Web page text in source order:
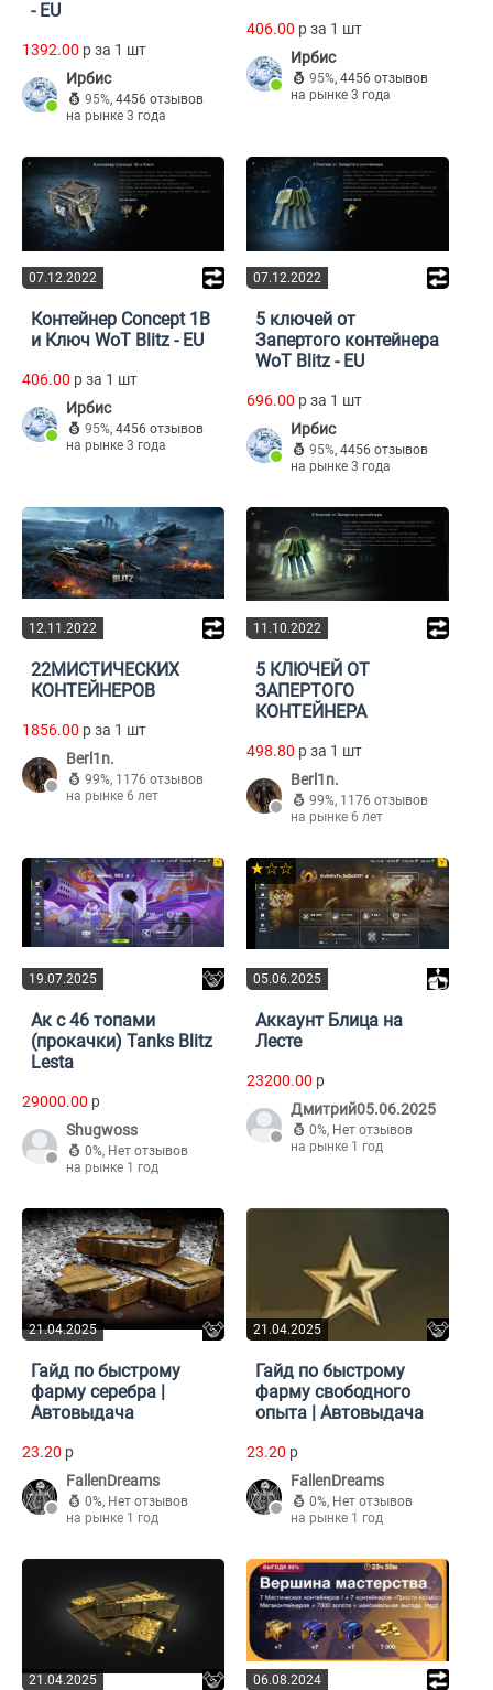
- EU
1392.00 p за 1 шт
Ирбис
95%, 4456 отзывов
на рынке 3 года
406.00 p за 1 шт
Ирбис
95%, 4456 отзывов
на рынке 3 года
07.12.2022
Контейнер Concept 1B
и Ключ WoT Blitz - EU
406.00 p за 1 шт
Ирбис
95%, 4456 отзывов
на рынке 3 года
07.12.2022
5 ключей от
Запертого контейнера
WoT Blitz - EU
696.00 p за 1 шт
Ирбис
95%, 4456 отзывов
на рынке 3 года
12.11.2022
22МИСТИЧЕСКИХ
КОНТЕЙНЕРОВ
1856.00 p за 1 шт
Berl1n.
99%, 1176 отзывов
на рынке 6 лет
11.10.2022
5 КЛЮЧЕЙ ОТ
ЗАПЕРТОГО
КОНТЕЙНЕРА
498.80 p за 1 шт
Berl1n.
99%, 1176 отзывов
на рынке 6 лет
19.07.2025
Ак с 46 топами
(прокачки) Tanks Blitz
Lesta
29000.00 p
Shugwoss
0%, Нет отзывов
на рынке 1 год
05.06.2025
★☆☆
Аккаунт Блица на
Лесте
23200.00 p
Дмитрий05.06.2025
0%, Нет отзывов
на рынке 1 год
21.04.2025
Гайд по быстрому
фарму серебра |
Автовыдача
23.20 p
FallenDreams
0%, Нет отзывов
на рынке 1 год
21.04.2025
Гайд по быстрому
фарму свободного
опыта | Автовыдача
23.20 p
FallenDreams
0%, Нет отзывов
на рынке 1 год
21.04.2025 06.08.2024